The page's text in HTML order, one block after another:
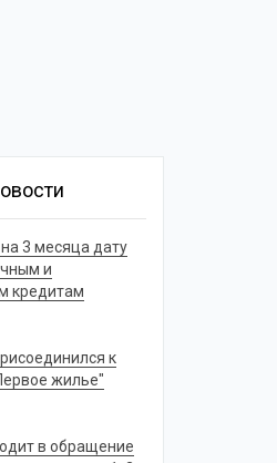
3 месяца дату
и
кредитам
к
жилье"
в обращение